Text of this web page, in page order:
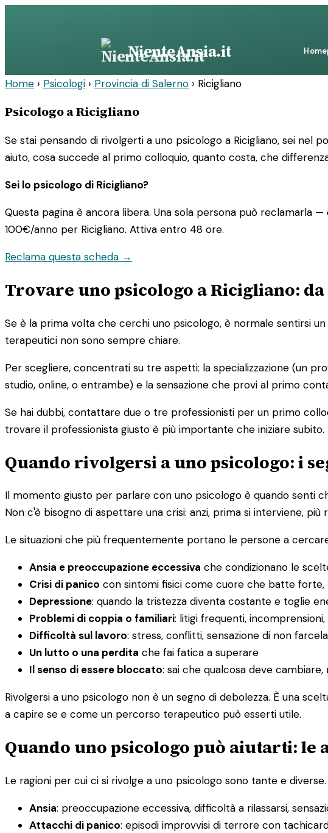
NienteAnsia.it
Home › Psicologi › Provincia di Salerno › Ricigliano
Psicologo a Ricigliano
Se stai pensando di rivolgerti a uno psicologo a Ricigliano, sei
aiuto, cosa succede al primo colloquio, quanto costa, che
Sei lo psicologo di Ricigliano?
Questa pagina è ancora libera. Una sola persona può reclamarla —
100€/anno per Ricigliano. Attiva entro 48 ore.
Reclama questa scheda →
Trovare uno psicologo a Ricigliano:
Se è la prima volta che cerchi uno psicologo, è normale sentirsi
terapeutici non sono sempre chiare.
Per scegliere, concentrati su tre aspetti: la specializzazione (un
studio, online, o entrambe) e la sensazione che provi al primo
Se hai dubbi, contattare due o tre professionisti per un primo
trovare il professionista giusto è più importante che iniziare subito.
Quando rivolgersi a uno psicologo: i
Il momento giusto per parlare con uno psicologo è quando senti
Non c'è bisogno di aspettare una crisi: anzi, prima si interviene,
Le situazioni che più frequentemente portano le persone a
Ansia e preoccupazione eccessiva che condizionano le
Crisi di panico con sintomi fisici come cuore che batte forte,
Depressione: quando la tristezza diventa costante e toglie
Problemi di coppia o familiari: litigi frequenti,
Difficoltà sul lavoro: stress, conflitti, sensazione di non farcela
Un lutto o una perdita che fai fatica a superare
Il senso di essere bloccato: sai che qualcosa deve
Rivolgersi a uno psicologo non è un segno di debolezza. È una
a capire se e come un percorso terapeutico può esserti utile.
Quando uno psicologo può aiutarti: le
Le ragioni per cui ci si rivolge a uno psicologo sono tante e
Ansia: preoccupazione eccessiva, difficoltà a rilassarsi,
Attacchi di panico: episodi improvvisi di terrore con